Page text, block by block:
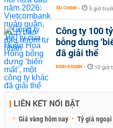
TÀI CHÍNH - 5 giờ
Công ty 100
bỗng dưng
đã giải thể
KINH DOANH - 10 giờ
LIÊN KẾT NỔI BẬT
Giá vàng hôm nay Tỷ giá